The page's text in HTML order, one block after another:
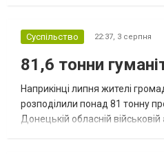
Суспільство 22:37, 3 серпня
81,6 тонни
Наприкінці липня жителі
розподілили понад 81 тонну
Донецькій обласній